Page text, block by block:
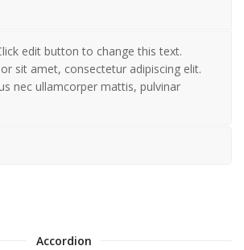
edit button to change this text.
sit amet, consectetur adipiscing elit.
nec ullamcorper mattis, pulvinar
Accordion